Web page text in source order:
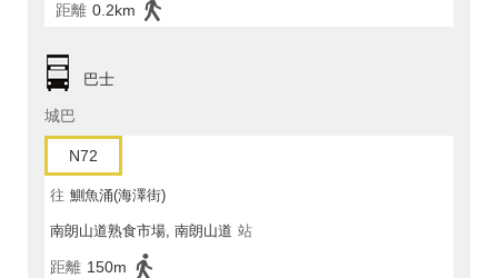
距離 0.2km
巴士
城巴
N72
往 鰂魚涌(海澤街)
南朗山道熟食市場, 南朗山道 站
距離 150m